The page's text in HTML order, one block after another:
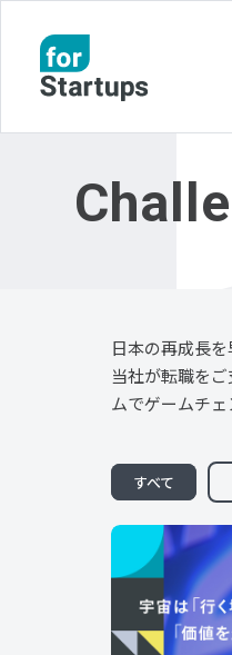
日本の再成長
当社が転職を
ムでゲームチ
すべて